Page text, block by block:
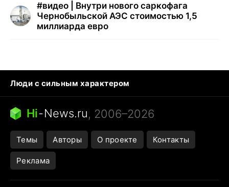
#видео | Внутри нового саркофага
Чернобыльской АЭС стоимостью 1,5
миллиарда евро
Люди с сильным характером
Кошка писает на кровать
Тунцы в океанариуме
Ядовитые пауки России
Города в ядерной войне
Открытие в Google Maps
Hi-News.ru, 2006–2026
Темы Авторы О проекте Контакты
Реклама